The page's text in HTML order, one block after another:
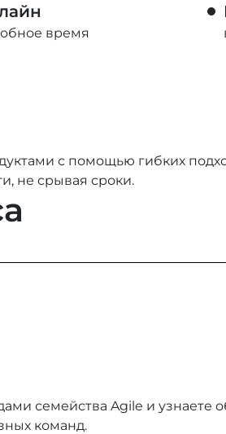
время
с помощью гибких
не срывая сроки.
семейства Agile и узнаете
команд.